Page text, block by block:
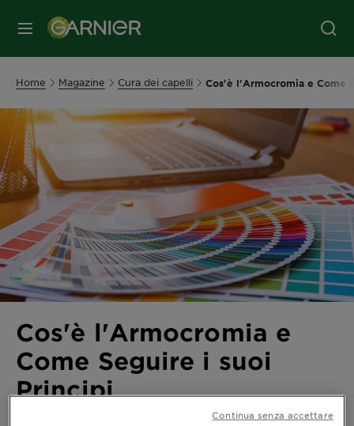
MENU
Home Magazine Cura dei capelli Cos'è l'Armocromia e Come
Cos'è l'Armocromia e
Come Seguire i suoi
Principi
Continua senza accettare